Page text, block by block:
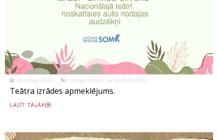
29 maijs, 2025 Latvijas skolas soma 2024/2025
Teātra izrādes apmeklējums.
LASĪT TĀLĀK